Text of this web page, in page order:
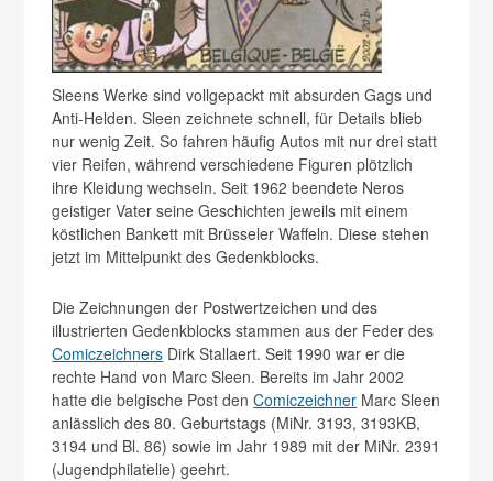
Sleens Werke sind vollgepackt mit absurden Gags und
Anti-Helden. Sleen zeichnete schnell, für Details blieb
nur wenig Zeit. So fahren häufig Autos mit nur drei statt
vier Reifen, während verschiedene Figuren plötzlich
ihre Kleidung wechseln. Seit 1962 beendete Neros
geistiger Vater seine Geschichten jeweils mit einem
köstlichen Bankett mit Brüsseler Waffeln. Diese stehen
jetzt im Mittelpunkt des Gedenkblocks.
Die Zeichnungen der Postwertzeichen und des
illustrierten Gedenkblocks stammen aus der Feder des
Comiczeichners Dirk Stallaert. Seit 1990 war er die
rechte Hand von Marc Sleen. Bereits im Jahr 2002
hatte die belgische Post denComiczeichner Marc Sleen
anlässlich des 80. Geburtstags (MiNr. 3193, 3193KB,
3194 und Bl. 86) sowie im Jahr 1989 mit der MiNr. 2391
(Jugendphilatelie) geehrt.